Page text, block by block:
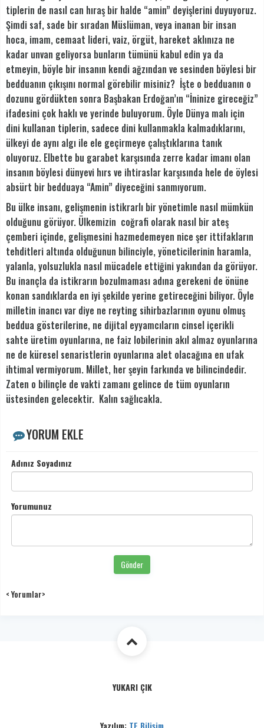
tiplerin de nasıl can hıraş bir halde “amin” deyişlerini duyuyoruz.
Şimdi saf, sade bir sıradan Müslüman, veya inanan bir insan
hoca, imam, cemaat lideri, vaiz, örgüt, hareket aklınıza ne
kadar unvan geliyorsa bunların tümünü kabul edin ya da
etmeyin, böyle bir insanın kendi ağzından ve sesinden böylesi bir
bedduanın çıkışını normal görebilir misiniz? İşte o bedduanın o
dozunu gördükten sonra Başbakan Erdoğan’ın “İninize gireceğiz”
ifadesini çok haklı ve yerinde buluyorum. Öyle Dünya malı için
dini kullanan tiplerin, sadece dini kullanmakla kalmadıklarını,
ülkeyi de aynı algı ile ele geçirmeye çalıştıklarına tanık
oluyoruz. Elbette bu garabet karşısında zerre kadar imanı olan
insanın böylesi dünyevi hırs ve ihtiraslar karşısında hele de öylesi
absürt bir bedduaya “Amin” diyeceğini sanmıyorum.
Bu ülke insanı, gelişmenin istikrarlı bir yönetimle nasıl mümkün
olduğunu görüyor. Ülkemizin coğrafi olarak nasıl bir ateş
çemberi içinde, gelişmesini hazmedemeyen nice şer ittifakların
tehditleri altında olduğunun bilinciyle, yöneticilerinin haramla,
yalanla, yolsuzlukla nasıl mücadele ettiğini yakından da görüyor.
Bu inançla da istikrarın bozulmaması adına gerekeni de önüne
konan sandıklarda en iyi şekilde yerine getireceğini biliyor. Öyle
milletin inancı var diye ne reyting sihirbazlarının oyunu olmuş
beddua gösterilerine, ne dijital eyyamcıların cinsel içerikli
sahte üretim oyunlarına, ne faiz lobilerinin akıl almaz oyunlarına
ne de küresel senaristlerin oyunlarına alet olacağına en ufak
ihtimal vermiyorum. Millet, her şeyin farkında ve bilincindedir.
Zaten o bilinçle de vakti zamanı gelince de tüm oyunların
üstesinden gelecektir. Kalın sağlıcakla.
YORUM EKLE
Adınız Soyadınız
Yorumunuz
Gönder
< Yorumlar>
YUKARI ÇIK
Yazılım: TE Bilişim